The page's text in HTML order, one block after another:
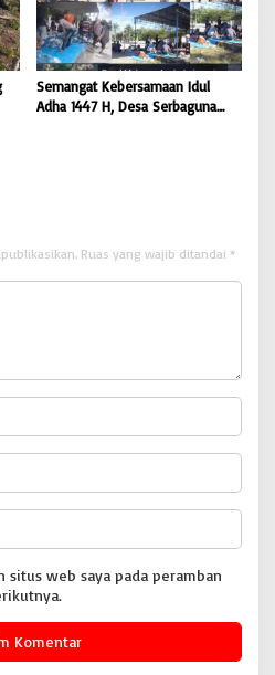
Semangat Kebersamaan Idul
Adha 1447 H, Desa Serbaguna
Ruas yang wajib ditandai *
situs web saya pada peramban